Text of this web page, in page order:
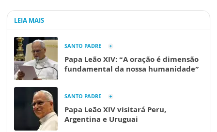
LEIA MAIS
SANTO PADRE
Papa Leão XIV: “A oração é dimensão
fundamental da nossa humanidade”
SANTO PADRE
Papa Leão XIV visitará Peru,
Argentina e Uruguai